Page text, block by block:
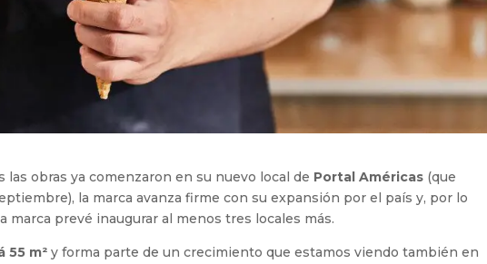
las obras ya comenzaron en su nuevo local de Portal Américas (que
la marca avanza firme con su expansión por el país y, por lo
marca prevé inaugurar al menos tres locales más.
55 m² y forma parte de un crecimiento que estamos viendo también en